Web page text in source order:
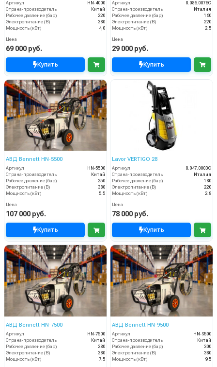
Артикул
HN‑4000
Страна-производитель
Китай
Рабочее давление (бар)
220
Электропитание (В)
380
Мощность (кВт)
4,0
Цена
69 000 руб.
Купить
Артикул
8.086.0076C
Страна-производитель
Италия
Рабочее давление (бар)
160
Электропитание (В)
220
Мощность (кВт)
2.5
Цена
29 000 руб.
Купить
АВД Bennett HN‑5500
Артикул
HN‑5500
Страна-производитель
Китай
Рабочее давление (бар)
250
Электропитание (В)
380
Мощность (кВт)
5.5
Цена
107 000 руб.
Купить
Lavor VERTIGO 28
Артикул
8.047.0003C
Страна-производитель
Италия
Рабочее давление (бар)
180
Электропитание (В)
220
Мощность (кВт)
2.8
Цена
78 000 руб.
Купить
АВД Bennett HN‑7500
Артикул
HN‑7500
Страна-производитель
Китай
Рабочее давление (бар)
280
Электропитание (В)
380
Мощность (кВт)
7.5
АВД Bennett HN‑9500
Артикул
HN‑9500
Страна-производитель
Китай
Рабочее давление (бар)
300
Электропитание (В)
380
Мощность (кВт)
9.5